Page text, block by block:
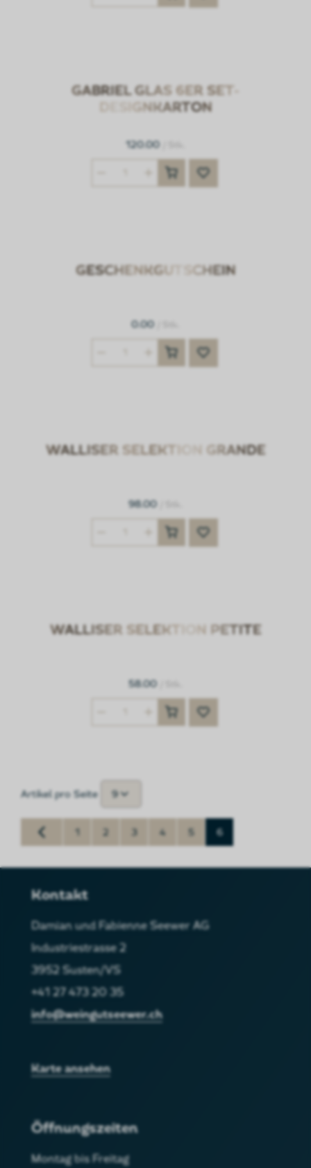
GABRIEL GLAS 6ER SET-
DESIGNKARTON
120.00
GESCHENKGUTSCHEIN
0.00
WALLISER SELEKTION GRANDE
98.00
WALLISER SELEKTION PETITE
58.00
Artikel pro Seite 9
1 2 3 4 5 6
Kontakt
Damian und Fabienne Seewer AG
Industriestrasse 2
3952 Susten/VS
+41 27 473 20 35
info@weingutseewer.ch
Karte ansehen
Öffnungszeiten
Montag bis Freitag